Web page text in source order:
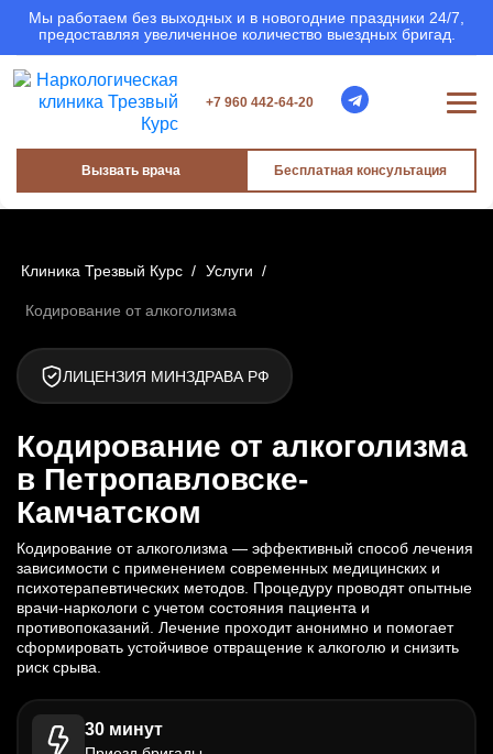
Мы работаем без выходных и в новогодние праздники 24/7,
предоставляя увеличенное количество выездных бригад.
+7 960 442-64-20
Вызвать врача Бесплатная консультация
Клиника Трезвый Курс / Услуги /
Кодирование от алкоголизма
ЛИЦЕНЗИЯ МИНЗДРАВА РФ
Кодирование от алкоголизма
в Петропавловске-
Камчатском
Кодирование от алкоголизма — эффективный способ лечения
зависимости с применением современных медицинских и
психотерапевтических методов. Процедуру проводят опытные
врачи-наркологи с учетом состояния пациента и
противопоказаний. Лечение проходит анонимно и помогает
сформировать устойчивое отвращение к алкоголю и снизить
риск срыва.
30 минут